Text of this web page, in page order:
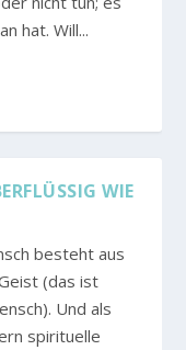
hat. Will...
WIE
besteht aus
(das ist
Und als
spirituelle